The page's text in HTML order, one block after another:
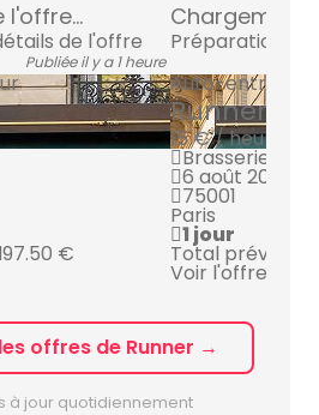
de l'offre
Publiée il y a 1 heure
97.50 €
Chargement
Préparation
Auto-
Runner
15 € / heure
Brasserie
6 août 2026
75001
Paris
1 jour
Total
Voir l'offre
offres de Runner →
à jour quotidiennement